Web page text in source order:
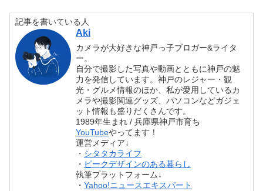
記事を書いている人
Aki
カメラが大好きな神戸っ子ブロガー&ライタ
ー。
自分で撮影した写真や動画とともに神戸の魅
力を発信しています。神戸のレジャー・観
光・グルメ情報のほか、私が愛用しているカ
メラや撮影関連グッズ、パソコンなどガジェ
ット情報も盛りだくさんです。
1989年生まれ / 兵庫県神戸市育ち
YouTubeやってます！
運営メディア↓
・ シタタカライフ
・ ピークデザインのある暮らし
執筆プラットフォーム↓
・Yahoo!ニュースエキスパート